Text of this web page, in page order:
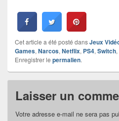
Cet article a été posté dansJeux
Games,Narcos,Netflix, PS4,Switch,
Enregistrer le permalien.
Laisser un
Votre adresse e-mail ne sera pas